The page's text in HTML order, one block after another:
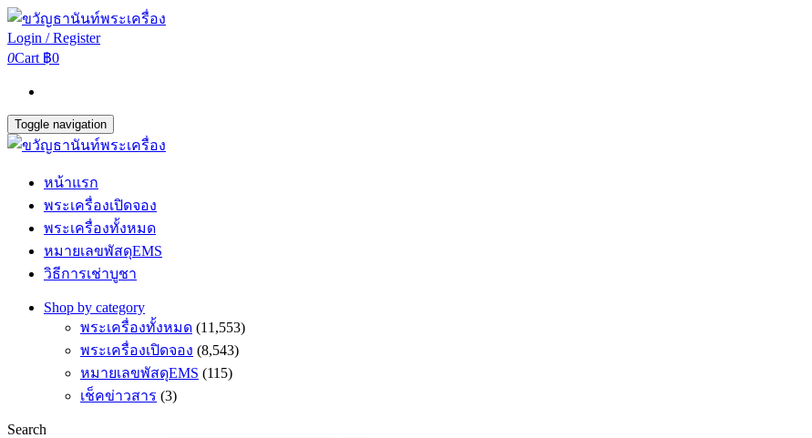
Login / Register
0Cart ฿0
Toggle navigation
หน้าแรก
พระเครื่องเปิดจอง
พระเครื่องทั้งหมด
หมายเลขพัสดุEMS
วิธีการเช่าบูชา
Shop by category
พระเครื่องทั้งหมด (11,553)
พระเครื่องเปิดจอง (8,543)
หมายเลขพัสดุEMS (115)
เช็คข่าวสาร (3)
Search